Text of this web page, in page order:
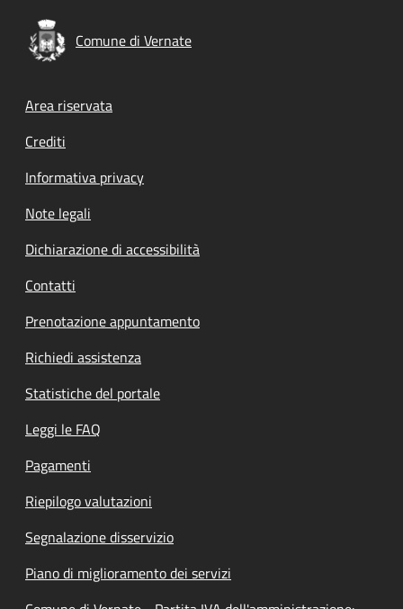
Comune di Vernate
Footer menu
Area riservata
Crediti
Informativa privacy
Note legali
Dichiarazione di accessibilità
Contatti
Prenotazione appuntamento
Richiedi assistenza
Statistiche del portale
Leggi le FAQ
Pagamenti
Riepilogo valutazioni
Segnalazione disservizio
Piano di miglioramento dei servizi